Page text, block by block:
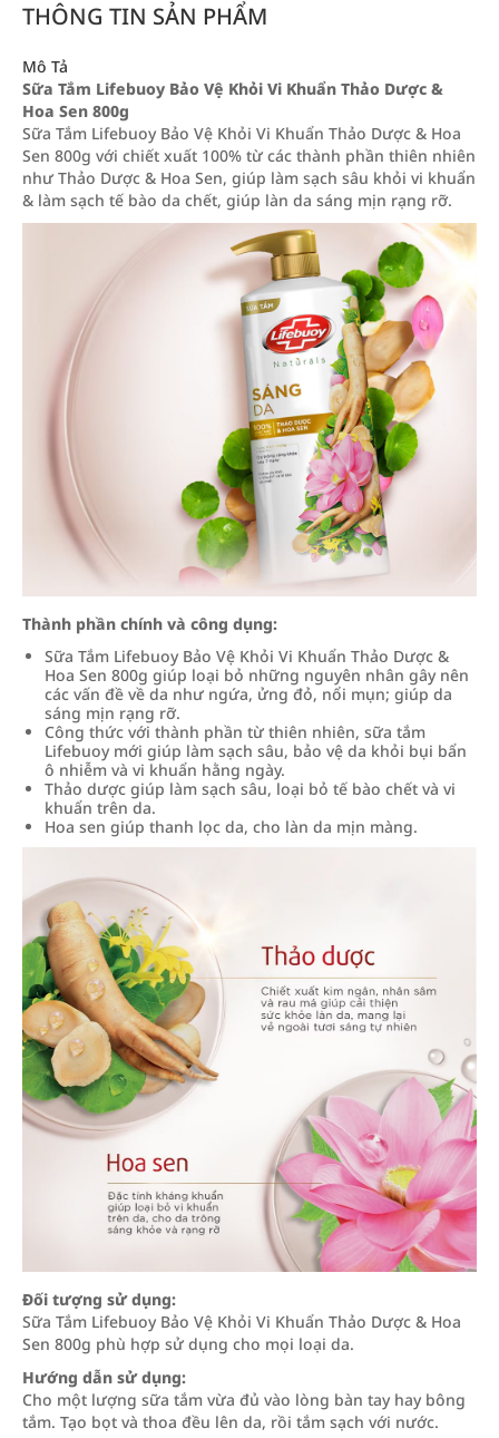
THÔNG TIN SẢN PHẨM
Mô Tả
Sữa Tắm Lifebuoy Bảo Vệ Khỏi Vi Khuẩn Thảo Dược &
Hoa Sen 800g
Sữa Tắm Lifebuoy Bảo Vệ Khỏi Vi Khuẩn Thảo Dược & Hoa
Sen 800g với chiết xuất 100% từ các thành phần thiên nhiên
như Thảo Dược & Hoa Sen, giúp làm sạch sâu khỏi vi khuẩn
& làm sạch tế bào da chết, giúp làn da sáng mịn rạng rỡ.
Thành phần chính và công dụng:
Sữa Tắm Lifebuoy Bảo Vệ Khỏi Vi Khuẩn Thảo Dược &
Hoa Sen 800g giúp loại bỏ những nguyên nhân gây nên
các vấn đề về da như ngứa, ửng đỏ, nổi mụn; giúp da
sáng mịn rạng rỡ.
Công thức với thành phần từ thiên nhiên, sữa tắm
Lifebuoy mới giúp làm sạch sâu, bảo vệ da khỏi bụi bẩn
ô nhiễm và vi khuẩn hằng ngày.
Thảo dược giúp làm sạch sâu, loại bỏ tế bào chết và vi
khuẩn trên da.
Hoa sen giúp thanh lọc da, cho làn da mịn màng.
Đối tượng sử dụng:
Sữa Tắm Lifebuoy Bảo Vệ Khỏi Vi Khuẩn Thảo Dược & Hoa
Sen 800g phù hợp sử dụng cho mọi loại da.
Hướng dẫn sử dụng:
Cho một lượng sữa tắm vừa đủ vào lòng bàn tay hay bông
tắm. Tạo bọt và thoa đều lên da, rồi tắm sạch với nước.